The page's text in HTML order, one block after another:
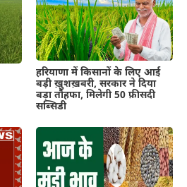
हरियाणा में किसानों के लिए आई
बड़ी ख़ुशख़बरी, सरकार ने दिया
बड़ा तौहफा, मिलेगी 50 फ़ीसदी
सब्सिडी